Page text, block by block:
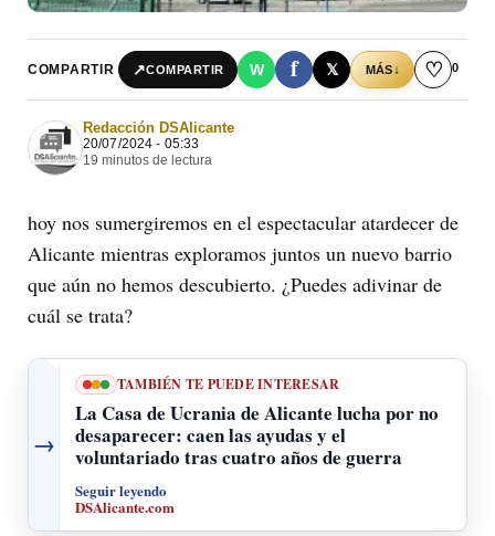
COMPARTIR ↗COMPARTIR W f 𝕏 MÁS↓ ♡ 0
Redacción DSAlicante
20/07/2024 - 05:33
19 minutos de lectura
hoy nos sumergiremos en el espectacular atardecer de
Alicante mientras exploramos juntos un nuevo barrio
que aún no hemos descubierto. ¿Puedes adivinar de
cuál se trata?
→
TAMBIÉN TE PUEDE INTERESAR
La Casa de Ucrania de Alicante lucha por no
desaparecer: caen las ayudas y el
voluntariado tras cuatro años de guerra
Seguir leyendo
DSAlicante.com